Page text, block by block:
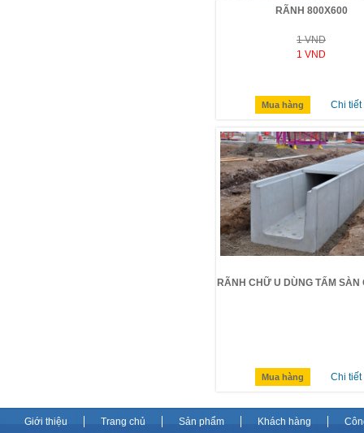
RÃNH 800X600
1 VND
1 VND
Mua hàng Chi tiết
RÃNH CHỮ U DÙNG TẤM SÀN
Mua hàng Chi tiết
Giới thiệu Trang chủ Sản phẩm Khách hàng